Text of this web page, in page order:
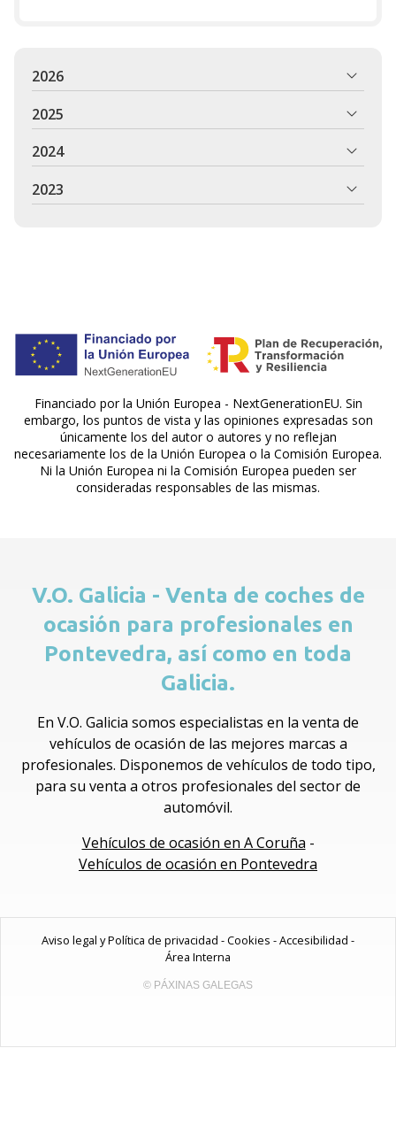
2026
2025
2024
2023
Financiado por la Unión Europea - NextGenerationEU. Sin
embargo, los puntos de vista y las opiniones expresadas son
únicamente los del autor o autores y no reflejan
necesariamente los de la Unión Europea o la Comisión Europea.
Ni la Unión Europea ni la Comisión Europea pueden ser
consideradas responsables de las mismas.
V.O. Galicia - Venta de coches de
ocasión para profesionales en
Pontevedra, así como en toda
Galicia.
En V.O. Galicia somos especialistas en la venta de
vehículos de ocasión de las mejores marcas a
profesionales. Disponemos de vehículos de todo tipo,
para su venta a otros profesionales del sector de
automóvil.
Vehículos de ocasión en A Coruña -
Vehículos de ocasión en Pontevedra
Aviso legal y Política de privacidad -Cookies -Accesibilidad -
Área Interna
© PÁXINAS GALEGAS